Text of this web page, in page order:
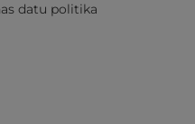
datu politika